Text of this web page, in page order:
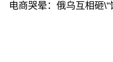
电商哭晕：俄乌互相砸